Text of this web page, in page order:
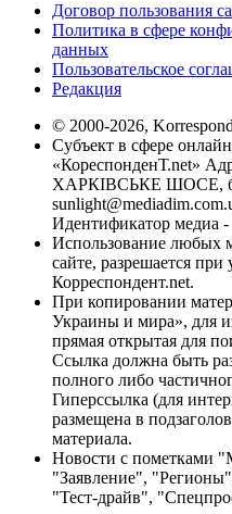
Договор пользования
Политика в сфере
данных
Пользовательское
Редакция
© 2000-2026,
Субъект в сфере
«КореспонденТ.net»
ХАРКІВСЬКЕ ШОСЕ,
Идентификатор медиа -
Использование любых
сайте, разрешается
Корреспондент.net.
При копировании
Украины и мира», для
прямая открытая для
Ссылка должна быть
полного либо
Гиперссылка (для
размещена в
материала.
Новости с пометками
"Заявление",
"Тест-драйв",